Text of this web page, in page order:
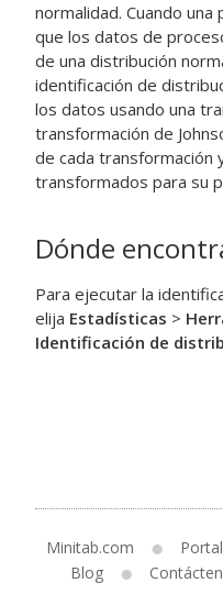
normalidad. Cuando
que los datos de
de una distribución
identificación de
los datos usando una
transformación de
de cada transformación
transformados para su
Dónde
Para ejecutar la
elija Estadísticas >
Identificación de
Minitab.com
Blog